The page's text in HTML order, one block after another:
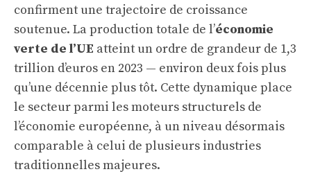
confirment une trajectoire de croissance
soutenue. La production totale de l’économie
verte de l’UE atteint un ordre de grandeur de 1,3
trillion d’euros en 2023 — environ deux fois plus
qu’une décennie plus tôt. Cette dynamique place
le secteur parmi les moteurs structurels de
l’économie européenne, à un niveau désormais
comparable à celui de plusieurs industries
traditionnelles majeures.